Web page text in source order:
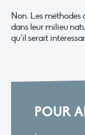
Non. Les méthodes
dans leur milieu
qu’il serait
POUR